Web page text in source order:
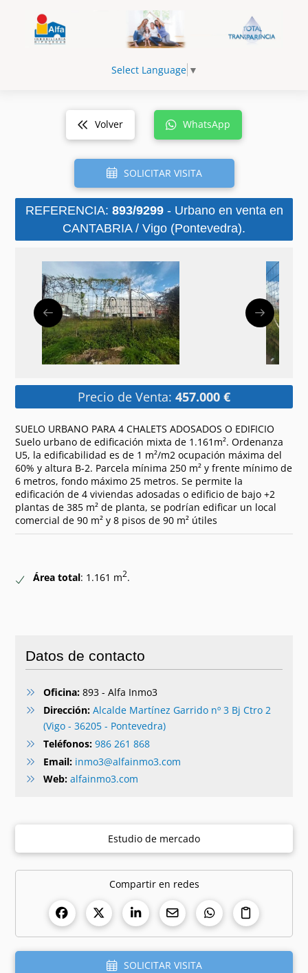
Select Language ▼
Volver WhatsApp
SOLICITAR VISITA
REFERENCIA: 893/9299- Urbano en venta en
CANTABRIA / Vigo (Pontevedra).
Precio de Venta: 457.000 €
SUELO URBANO PARA 4 CHALETS ADOSADOS O EDIFICIO
Suelo urbano de edificación mixta de 1.161m². Ordenanza
U5, la edificabilidad es de 1 m²/m2 ocupación máxima del
60% y altura B-2. Parcela mínima 250 m² y frente mínimo de
6 metros, fondo máximo 25 metros. Se permite la
edificación de 4 viviendas adosadas o edificio de bajo +2
plantas de 385 m² de planta, se podrían edificar un local
comercial de 90 m² y 8 pisos de 90 m² útiles
Área total: 1.161 m2.
Datos de contacto
Oficina:893 - Alfa Inmo3
Dirección: Alcalde Martínez Garrido nº 3 Bj Ctro 2
(Vigo - 36205 - Pontevedra)
Teléfonos: 986 261 868
Email: inmo3@alfainmo3.com
Web: alfainmo3.com
Estudio de mercado
Compartir en redes
SOLICITAR VISITA